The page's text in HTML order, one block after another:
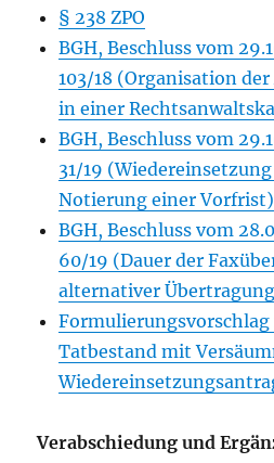
§ 238 ZPO
BGH, Beschluss vom
103/18 (Organisation
in einer
BGH, Beschluss vom
31/19
Notierung einer Vorfrist)
BGH, Beschluss vom
60/19 (Dauer der
alternativer
Tatbestand mit
Verabschiedung und